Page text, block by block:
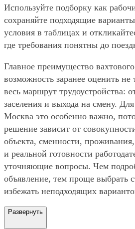
Используйте подборку как
сохраняйте подходящие
условия в таблицах и
где требования понятны до
Главное преимущество
возможность заранее оценить не
весь маршрут трудоустройства:
заселения и выхода на смену.
Москва это особенно важно,
решение зависит от
объекта, сменности,
и реальной готовности
уточняющие вопросы. Чем
объявление, тем проще выбрать
избежать неподходящих
Развернуть